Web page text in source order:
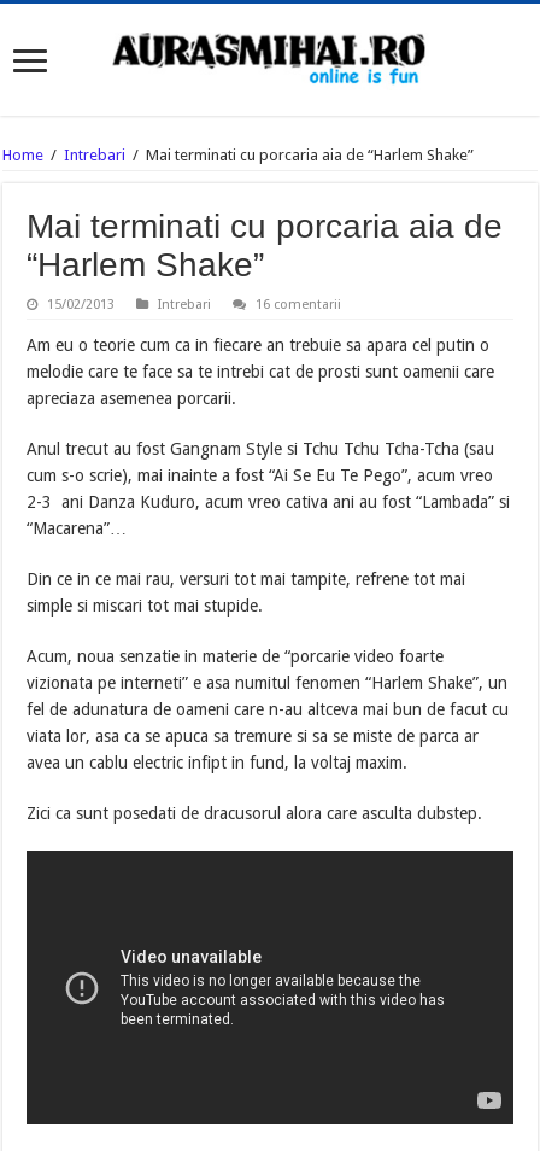
Home / Intrebari / Mai terminati cu porcaria aia de “Harlem Shake”
Mai terminati cu porcaria aia de
“Harlem Shake”
15/02/2013 Intrebari 16 comentarii
Am eu o teorie cum ca in fiecare an trebuie sa apara cel putin o
melodie care te face sa te intrebi cat de prosti sunt oamenii care
apreciaza asemenea porcarii.
Anul trecut au fost Gangnam Style si Tchu Tchu Tcha-Tcha (sau
cum s-o scrie), mai inainte a fost “Ai Se Eu Te Pego”, acum vreo
2-3 ani Danza Kuduro, acum vreo cativa ani au fost “Lambada” si
“Macarena”…
Din ce in ce mai rau, versuri tot mai tampite, refrene tot mai
simple si miscari tot mai stupide.
Acum, noua senzatie in materie de “porcarie video foarte
vizionata pe interneti” e asa numitul fenomen “Harlem Shake”, un
fel de adunatura de oameni care n-au altceva mai bun de facut cu
viata lor, asa ca se apuca sa tremure si sa se miste de parca ar
avea un cablu electric infipt in fund, la voltaj maxim.
Zici ca sunt posedati de dracusorul alora care asculta dubstep.